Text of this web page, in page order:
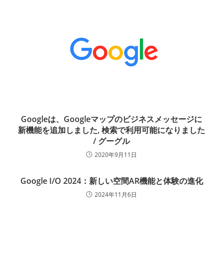
Googleは、Googleマップのビジネスメッセージに
新機能を追加しました, 検索で利用可能になりました
/ グーグル
2020年9月11日
Google I/O 2024：新しい空間AR機能と体験の進化
2024年11月6日